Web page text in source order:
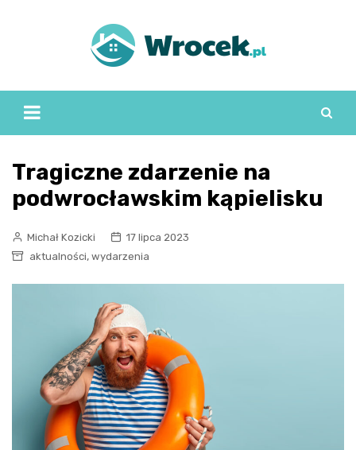
Tragiczne zdarzenie na
podwrocławskim kąpielisku
Michał Kozicki
17 lipca 2023
aktualności, wydarzenia